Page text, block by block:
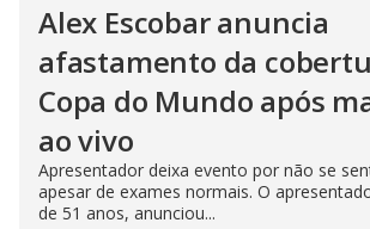
Alex Escobar anuncia
afastamento da
Copa do Mundo após
ao vivo
Apresentador deixa evento por não se
apesar de exames normais. O
de 51 anos, anunciou...